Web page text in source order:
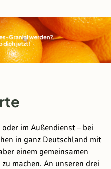
im Außendienst – bei
in ganz Deutschland mit
einem gemeinsamen
machen. An unseren drei